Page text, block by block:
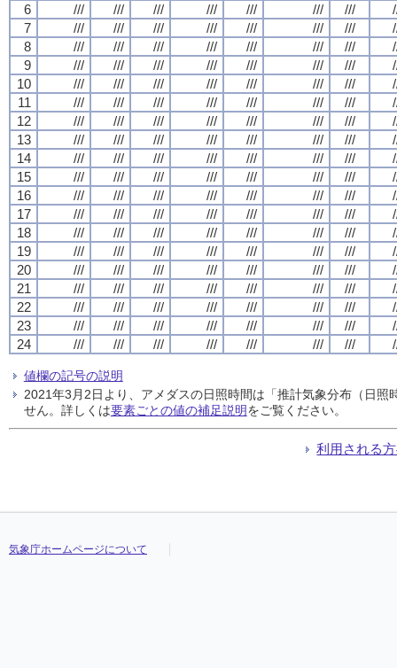
6
/// /// /// /// /// /// ///
7
/// /// /// /// /// /// ///
8
/// /// /// /// /// /// ///
9
/// /// /// /// /// /// ///
10
/// /// /// /// /// /// ///
11
/// /// /// /// /// /// ///
12
/// /// /// /// /// /// ///
13
/// /// /// /// /// /// ///
14
/// /// /// /// /// /// ///
15
/// /// /// /// /// /// ///
16
/// /// /// /// /// /// ///
17
/// /// /// /// /// /// ///
18
/// /// /// /// /// /// ///
19
/// /// /// /// /// /// ///
20
/// /// /// /// /// /// ///
21
/// /// /// /// /// /// ///
22
/// /// /// /// /// /// ///
23
/// /// /// /// /// /// ///
24
/// /// /// /// /// /// ///
値欄の記号の説明
2021年3月2日より、アメダスの日照時間は「推計気象分布（日
せん。詳しくは要素ごとの値の補足説明をご覧ください。
利用される
気象庁ホームページについて